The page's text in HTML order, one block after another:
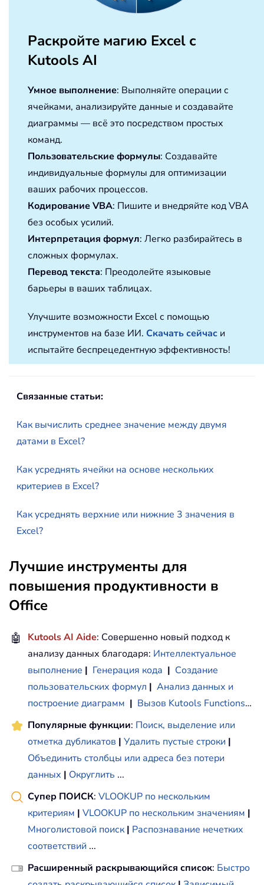
Раскройте магию Excel с
Kutools AI
Умное выполнение: Выполняйте операции с
ячейками, анализируйте данные и создавайте
диаграммы — всё это посредством простых
команд.
Пользовательские формулы: Создавайте
индивидуальные формулы для оптимизации
ваших рабочих процессов.
Кодирование VBA: Пишите и внедряйте код VBA
без особых усилий.
Интерпретация формул: Легко разбирайтесь в
сложных формулах.
Перевод текста: Преодолейте языковые
барьеры в ваших таблицах.
Улучшите возможности Excel с помощью
инструментов на базе ИИ. Скачать сейчас и
испытайте беспрецедентную эффективность!
Связанные статьи:
Как вычислить среднее значение между двумя
датами в Excel?
Как усреднять ячейки на основе нескольких
критериев в Excel?
Как усреднять верхние или нижние 3 значения в
Excel?
Лучшие инструменты для
повышения продуктивности в
Office
🤖 Kutools AI Aide: Совершенно новый подход к
анализу данных благодаря: Интеллектуальное
выполнение | Генерация кода | Создание
пользовательских формул | Анализ данных и
построение диаграмм | Вызов Kutools Functions…
Популярные функции: Поиск, выделение или
отметка дубликатов | Удалить пустые строки |
Объединить столбцы или адреса без потери
данных | Округлить ...
Супер ПОИСК: VLOOKUP по нескольким
критериям | VLOOKUP по нескольким значениям |
Многолистовой поиск | Распознавание нечетких
соответствий ...
Расширенный раскрывающийся список: Быстро